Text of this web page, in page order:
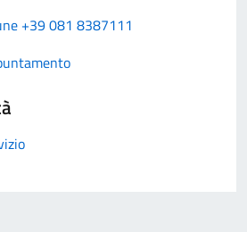
+39 081 8387111